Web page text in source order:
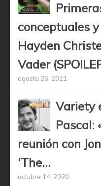
conceptuales
Hayden
Vader
agosto 26, 2021
Variety
Pascal:
reunión con
‘The...
octubre 14, 2020